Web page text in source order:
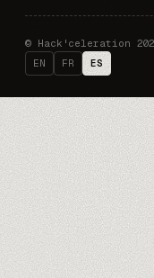
© Hack'celeration
EN
FR ES